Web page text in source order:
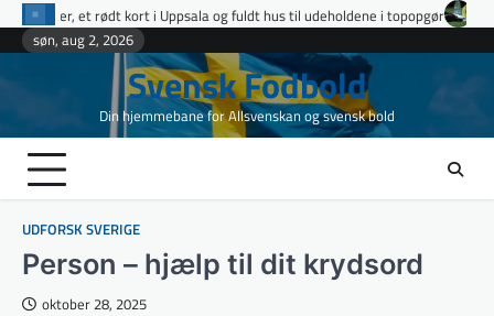
Skip og fuldt hus til udeholdene i topopgør
Ettan Norra runde 9: fire
søn, aug 2, 2026
Svensk Fodbold
Din hjemmebane for Allsvenskan og svensk bold
UDFORSK SVERIGE
Person – hjælp til dit krydsord
oktober 28, 2025